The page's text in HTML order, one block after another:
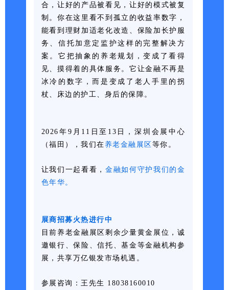
合，让好的产品被看见，让好的模式被复
制。你在这里看不到孤立的收益率数字，
能看到理财加适老化改造、保险加长护服
务、信托加意定监护这样的完整解决方
案。它把抽象的养老规划，变成了看得
见、摸得着的具体服务。它让金融不再是
冰冷的数字，而是变成了老人手里的拐
杖、床边的护工、身后的保障。
2026年9月11日至13日，深 圳会展中心
（福田），我们在 养老金融展区等你。
让我们一起看看， 金融如何守护我们的金
色年华。
展商招募火热进行中
目前养老金融展区剩余少量黄金展位，诚
邀银行、保险、信托、基金等金融机构参
展，共享万亿银发市场机遇。
参展咨询：王先生 18038160010